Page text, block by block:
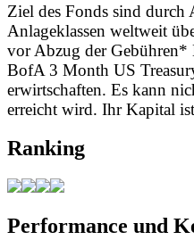
Ziel des Fonds sind durch
Anlageklassen weltweit
vor Abzug der Gebühren*
BofA 3 Month US
erwirtschaften. Es kann
erreicht wird. Ihr Kapital
Ranking
Performance und